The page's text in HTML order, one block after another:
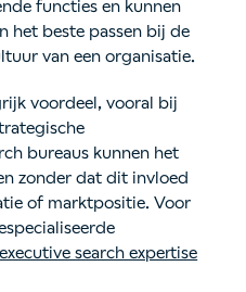
functies en kunnen
het beste passen bij de
van een organisatie.
voordeel, vooral bij
bureaus kunnen het
zonder dat dit invloed
of marktpositie. Voor
executive search expertise